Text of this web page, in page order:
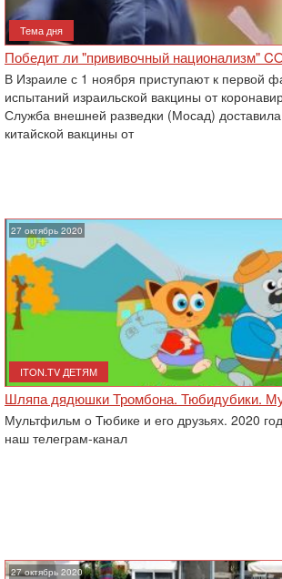
Тема дня
Победит ли "прививочный национализм"
В Израиле с 1 ноября приступают к первой
испытаний израильской вакцины от
Служба внешней разведки (Мосад)
китайской вакцины от
27 октябрь 2020
ITON.TV ДЕТЯМ
Шляпа дядюшки Тромбона. Тюбидубики.
Мультфильм о Тюбике и его друзьях. 2020
наш телеграм-канал
27 октябрь 2020